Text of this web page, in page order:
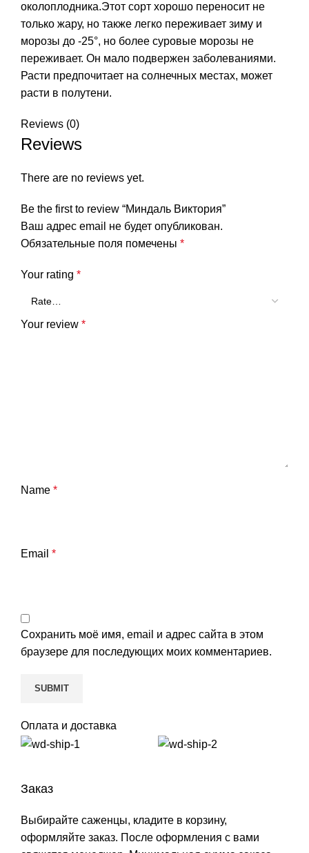
околоплодника.Этот сорт хорошо переносит не
только жару, но также легко переживает зиму и
морозы до -25°, но более суровые морозы не
переживает. Он мало подвержен заболеваниями.
Расти предпочитает на солнечных местах, может
расти в полутени.
Reviews (0)
Reviews
There are no reviews yet.
Be the first to review “Миндаль Виктория”
Ваш адрес email не будет опубликован.
Обязательные поля помечены *
Your rating *
Your review *
Name *
Email *
Сохранить моё имя, email и адрес сайта в этом
браузере для последующих моих комментариев.
Оплата и доставка
Заказ
Выбирайте саженцы, кладите в корзину,
оформляйте заказ. После оформления с вами